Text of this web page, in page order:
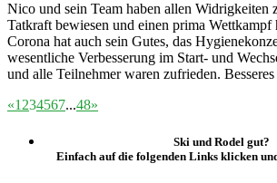
Nico und sein Team haben allen Widrigkeiten
Tatkraft bewiesen und einen prima Wettkampf
Corona hat auch sein Gutes, das
wesentliche Verbesserung im Start- und
und alle Teilnehmer waren zufrieden.
«1 234567...48»
Ski und Rodel gut?
Einfach auf die folgenden Links klicken